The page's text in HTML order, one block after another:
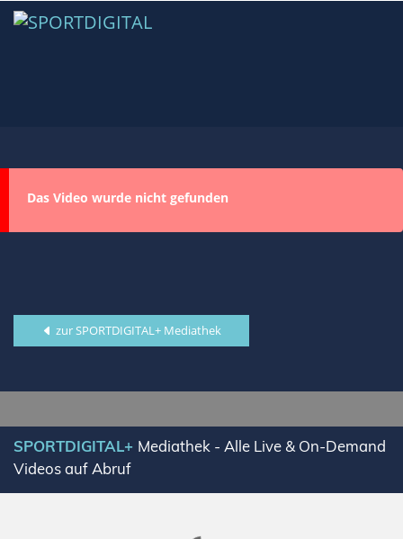
Das Video wurde nicht gefunden
zur SPORTDIGITAL+ Mediathek
SPORTDIGITAL+ Mediathek - Alle Live & On-Demand
Videos auf Abruf